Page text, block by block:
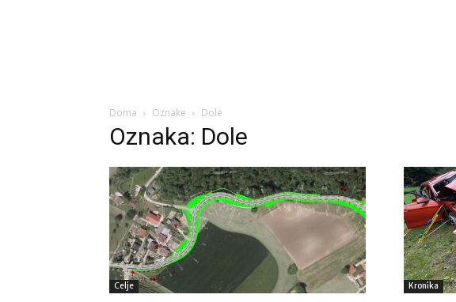
Doma Oznake Dole
Oznaka: Dole
Celje Kronika